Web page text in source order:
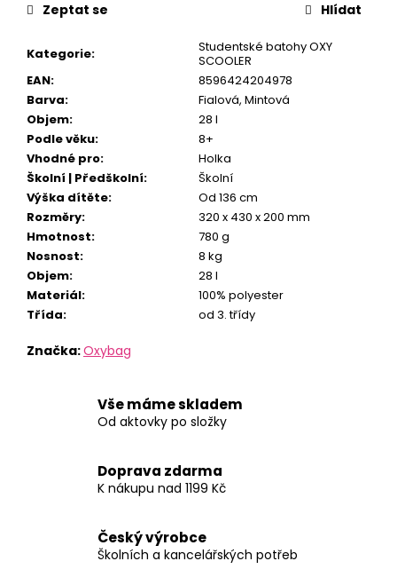
Kategorie:
Studentské batohy OXY
SCOOLER
EAN:
8596424204978
Barva: Fialová, Mintová
Objem:
28 l
Podle věku:
8+
Vhodné pro:
Holka
Školní | Předškolní:
Školní
Výška dítěte:
Od 136 cm
Rozměry:
320 x 430 x 200 mm
Hmotnost:
780 g
Nosnost:
8 kg
Objem:
28 l
Materiál:
100% polyester
Třída: od 3. třídy
Značka:Oxybag
Zeptat se Hlídat
Vše máme skladem
Od aktovky po složky
Doprava zdarma
K nákupu nad 1199 Kč
Český výrobce
Školních a kancelářských potřeb
Kč